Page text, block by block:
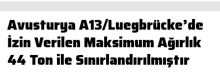
Avusturya A13/Luegbrücke’de
İzin Verilen Maksimum Ağırlık
44 Ton ile Sınırlandırılmıştır